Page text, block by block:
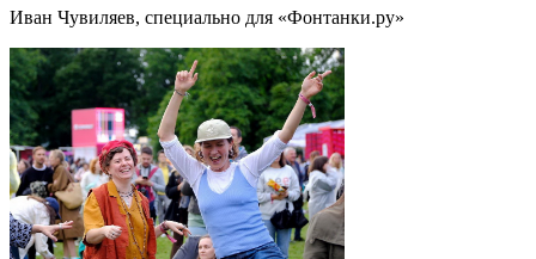
Иван Чувиляев, специально для «Фонтанки.ру»